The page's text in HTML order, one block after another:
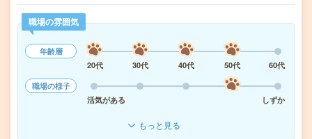
職場の雰囲気
年齢層
20代
30代 40代 50代
60代
職場の様子
活気がある
しずか
もっと見る